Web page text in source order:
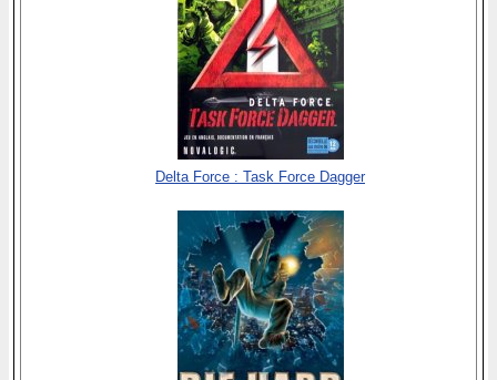
Delta Force : Task Force Dagger